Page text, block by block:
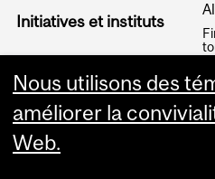
Initiatives et instituts
Nous utilisons des
améliorer la
Web.